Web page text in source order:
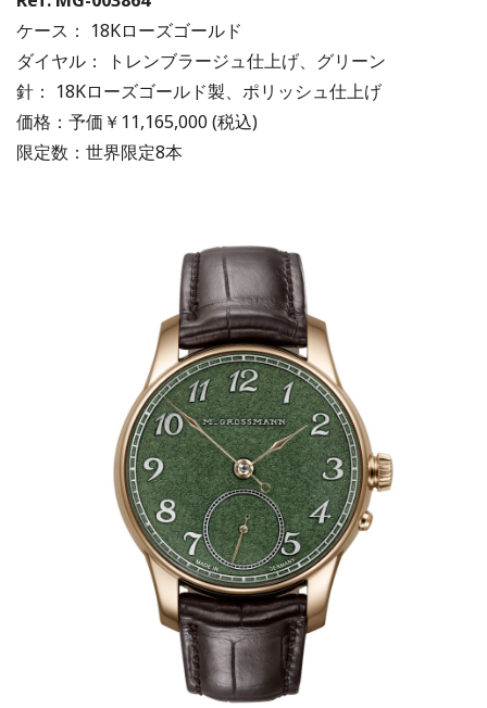
ケース： 18Kローズゴールド
ダイヤル： トレンブラージュ仕上げ、グリーン
針： 18Kローズゴールド製、ポリッシュ仕上げ
価格：予価￥11,165,000 (税込)
限定数：世界限定8本